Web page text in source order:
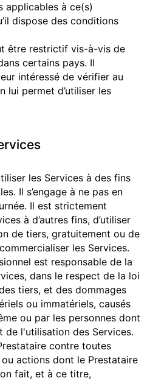
applicables à ce(s)
dispose des conditions
être restrictif vis-à-vis de
certains pays. Il
intéressé de vérifier au
lui permet d’utiliser les
les Services à des fins
Il s’engage à ne pas en
Il est strictement
à d’autres fins, d’utiliser
de tiers, gratuitement ou de
les Services.
est responsable de la
dans le respect de la loi
tiers, et des dommages
ou immatériels, causés
ou par les personnes dont
de l'utilisation des Services.
contre toutes
actions dont le Prestataire
fait, et à ce titre,